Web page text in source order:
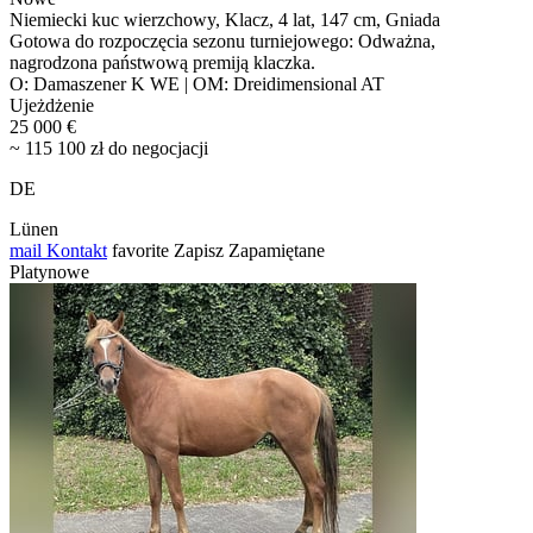
Niemiecki kuc wierzchowy, Klacz, 4 lat, 147 cm, Gniada
Gotowa do rozpoczęcia sezonu turniejowego: Odważna,
nagrodzona państwową premiją klaczka.
O: Damaszener K WE | OM: Dreidimensional AT
Ujeżdżenie
25 000 €
~ 115 100 zł do negocjacji
DE
Lünen
mail Kontakt favorite Zapisz Zapamiętane
Platynowe